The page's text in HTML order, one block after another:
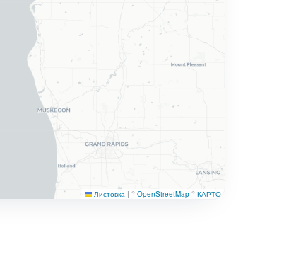
Листовка | © OpenStreetMap © КАРТО